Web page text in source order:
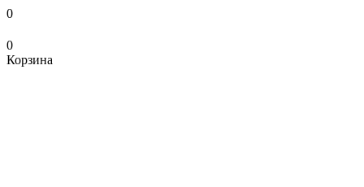
0
0
Корзина